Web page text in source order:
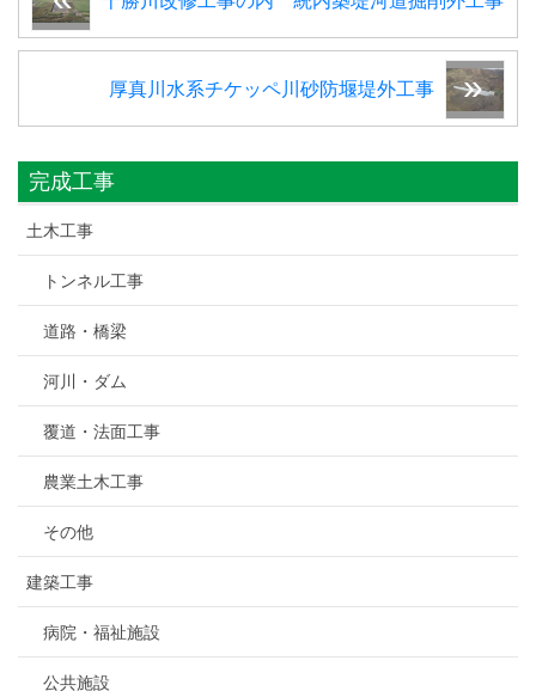
厚真川水系チケッペ川砂防堰堤外工事
完成工事
土木工事
トンネル工事
道路・橋梁
河川・ダム
覆道・法面工事
農業土木工事
その他
建築工事
病院・福祉施設
公共施設